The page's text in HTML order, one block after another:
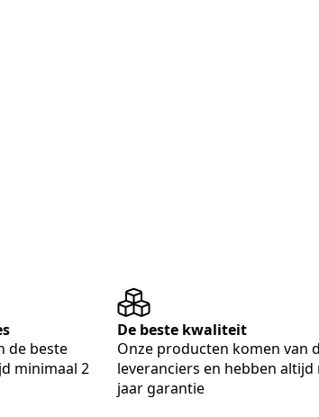
de beste
minimaal 2
De beste kwaliteit
Onze producten komen van
leveranciers en hebben altijd
jaar garantie